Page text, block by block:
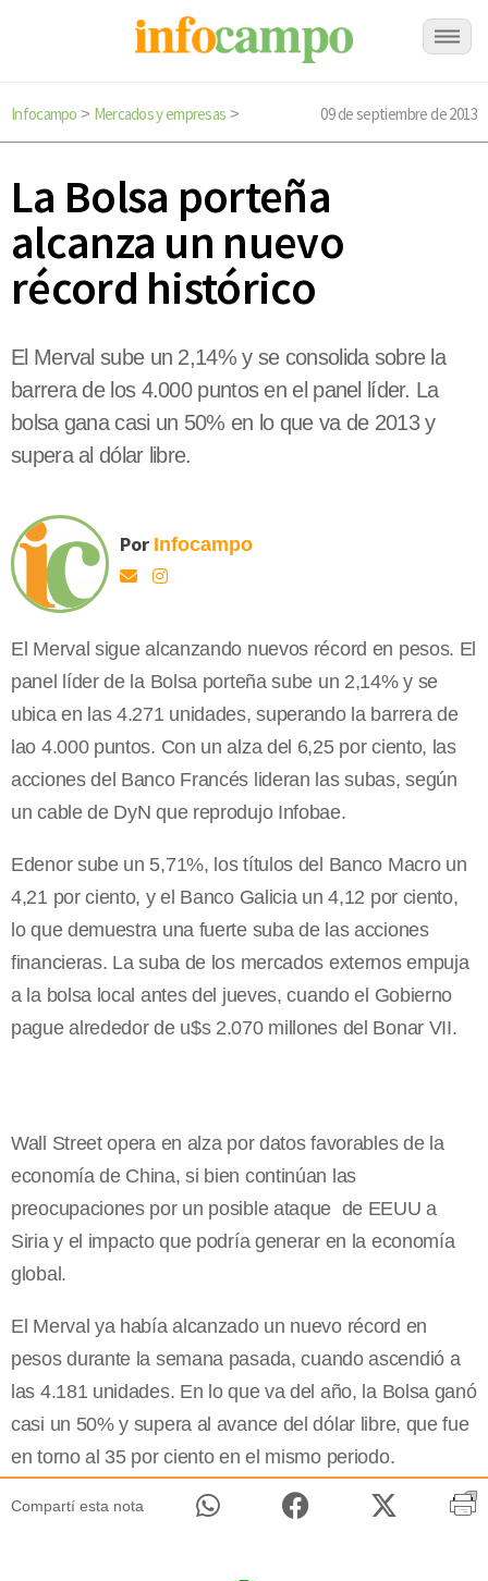
Infocampo > Mercados y empresas > 09 de septiembre de 2013
La Bolsa porteña
alcanza un nuevo
récord histórico
El Merval sube un 2,14% y se consolida sobre la
barrera de los 4.000 puntos en el panel líder. La
bolsa gana casi un 50% en lo que va de 2013 y
supera al dólar libre.
Por Infocampo
El Merval sigue alcanzando nuevos récord en pesos. El
panel líder de la Bolsa porteña sube un 2,14% y se
ubica en las 4.271 unidades, superando la barrera de
lao 4.000 puntos. Con un alza del 6,25 por ciento, las
acciones del Banco Francés lideran las subas, según
un cable de DyN que reprodujo Infobae.
Edenor sube un 5,71%, los títulos del Banco Macro un
4,21 por ciento, y el Banco Galicia un 4,12 por ciento,
lo que demuestra una fuerte suba de las acciones
financieras. La suba de los mercados externos empuja
a la bolsa local antes del jueves, cuando el Gobierno
pague alrededor de u$s 2.070 millones del Bonar VII.
Wall Street opera en alza por datos favorables de la
economía de China, si bien continúan las
preocupaciones por un posible ataque de EEUU a
Siria y el impacto que podría generar en la economía
global.
El Merval ya había alcanzado un nuevo récord en
pesos durante la semana pasada, cuando ascendió a
las 4.181 unidades. En lo que va del año, la Bolsa ganó
casi un 50% y supera al avance del dólar libre, que fue
en torno al 35 por ciento en el mismo periodo.
Compartí esta nota